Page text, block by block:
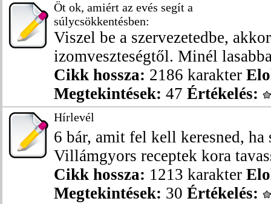
Öt ok, amiért az evés segít a
súlycsökkentésben:
Viszel be a szervezetedbe,
izomveszteségtől. Minél
Cikk hossza: 2186 karakter
Megtekintések: 47 Értékelés:
Hírlevél
6 bár, amit fel kell keresned, ha
Villámgyors receptek kora
Cikk hossza: 1213 karakter
Megtekintések: 30 Értékelés: